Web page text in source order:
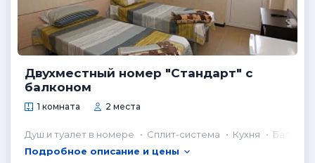
Двухместный номер "Стандарт" с
балконом
1 комната 2 места
Душ и туалет в номере Сплит-система Кухня
Балкон
Подробное описание и цены